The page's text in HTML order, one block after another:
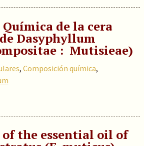
de la cera
Dasyphyllum
: Mutisieae)
, Composición química,
the essential oil of